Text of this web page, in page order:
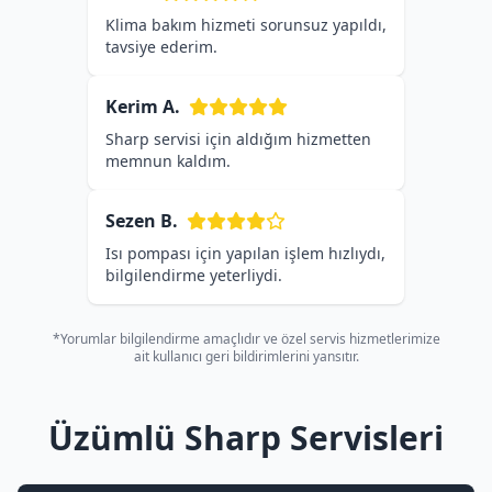
Klima bakım hizmeti sorunsuz yapıldı,
tavsiye ederim.
Kerim A.
Sharp servisi için aldığım hizmetten
memnun kaldım.
Sezen B.
Isı pompası için yapılan işlem hızlıydı,
bilgilendirme yeterliydi.
*Yorumlar bilgilendirme amaçlıdır ve özel servis hizmetlerimize
ait kullanıcı geri bildirimlerini yansıtır.
Üzümlü Sharp Servisleri